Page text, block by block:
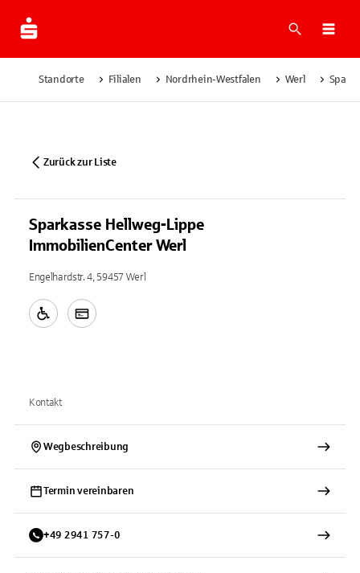
Suche
Standorte Filialen Nordrhein-Westfalen Werl
Zurück zur Liste
Sparkasse Hellweg-Lippe
ImmobilienCenter Werl
Engelhardstr. 4, 59457 Werl
Kontakt
Wegbeschreibung
Termin vereinbaren
+49 2941 757-0